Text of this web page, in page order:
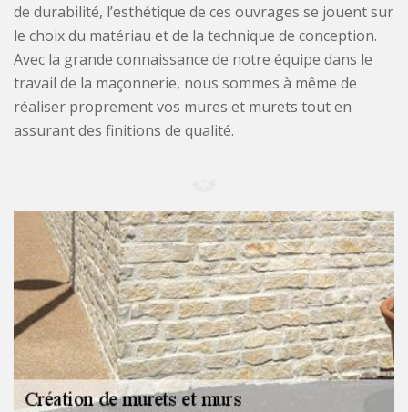
de durabilité, l’esthétique de ces ouvrages se jouent sur
le choix du matériau et de la technique de conception.
Avec la grande connaissance de notre équipe dans le
travail de la maçonnerie, nous sommes à même de
réaliser proprement vos mures et murets tout en
assurant des finitions de qualité.